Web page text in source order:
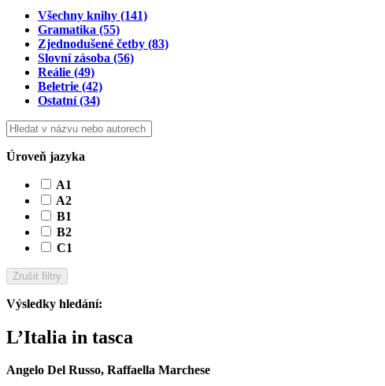
Všechny knihy (141)
Gramatika (55)
Zjednodušené četby (83)
Slovní zásoba (56)
Reálie (49)
Beletrie (42)
Ostatní(34)
Úroveň jazyka
A1
A2
B1
B2
C1
Zrušit filtry
Výsledky hledání:
L’Italia in tasca
Angelo Del Russo, Raffaella Marchese